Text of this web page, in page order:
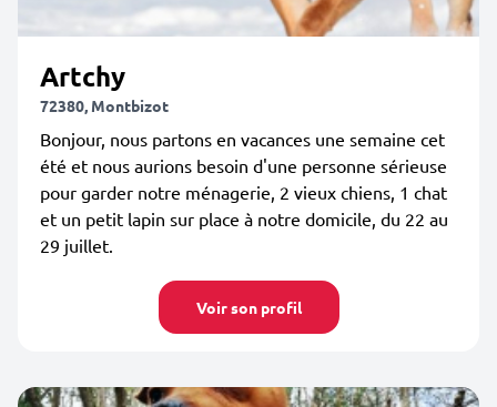
Artchy
72380, Montbizot
Bonjour, nous partons en vacances une semaine cet
été et nous aurions besoin d'une personne sérieuse
pour garder notre ménagerie, 2 vieux chiens, 1 chat
et un petit lapin sur place à notre domicile, du 22 au
29 juillet.
Voir son profil